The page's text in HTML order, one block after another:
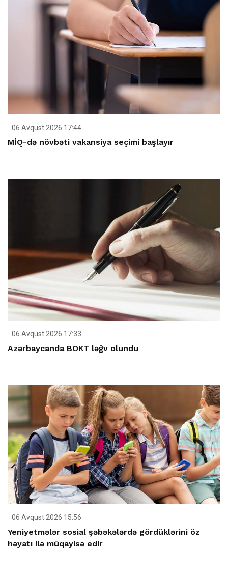
06 Avqust 2026 17:44
MİQ-də növbəti vakansiya seçimi başlayır
06 Avqust 2026 17:33
Azərbaycanda BOKT ləğv olundu
06 Avqust 2026 15:56
Yeniyetmələr sosial şəbəkələrdə gördüklərini öz
həyatı ilə müqayisə edir